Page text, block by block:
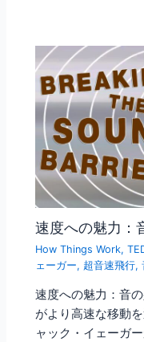
速度への魅力：
How Things Work,
ェーガー, 超音速飛行,
速度への魅力：音
がより高速な移動
ャック・イェーガ